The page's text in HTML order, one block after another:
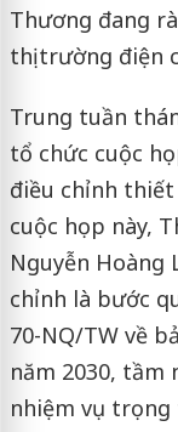
Thương đang
thị trường điện
Trung tuần
tổ chức cuộc
điều chỉnh
cuộc họp này,
Nguyễn Hoàng
chỉnh là bước
70-NQ/TW về
năm 2030, tầm
nhiệm vụ